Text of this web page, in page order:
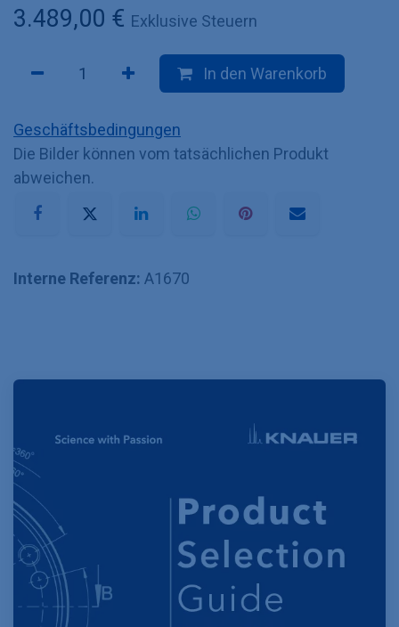
3.489,00 € Exklusive Steuern
In den Warenkorb
Geschäftsbedingungen
Die Bilder können vom tatsächlichen Produkt
abweichen.
Interne Referenz: A1670